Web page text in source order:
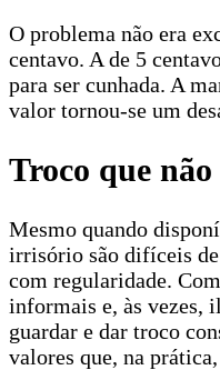
O problema não era
centavo. A de 5
para ser cunhada. A
valor tornou-se um
Troco que não
Mesmo quando
irrisório são difíceis de
com regularidade.
informais e, às vezes,
guardar e dar troco
valores que, na